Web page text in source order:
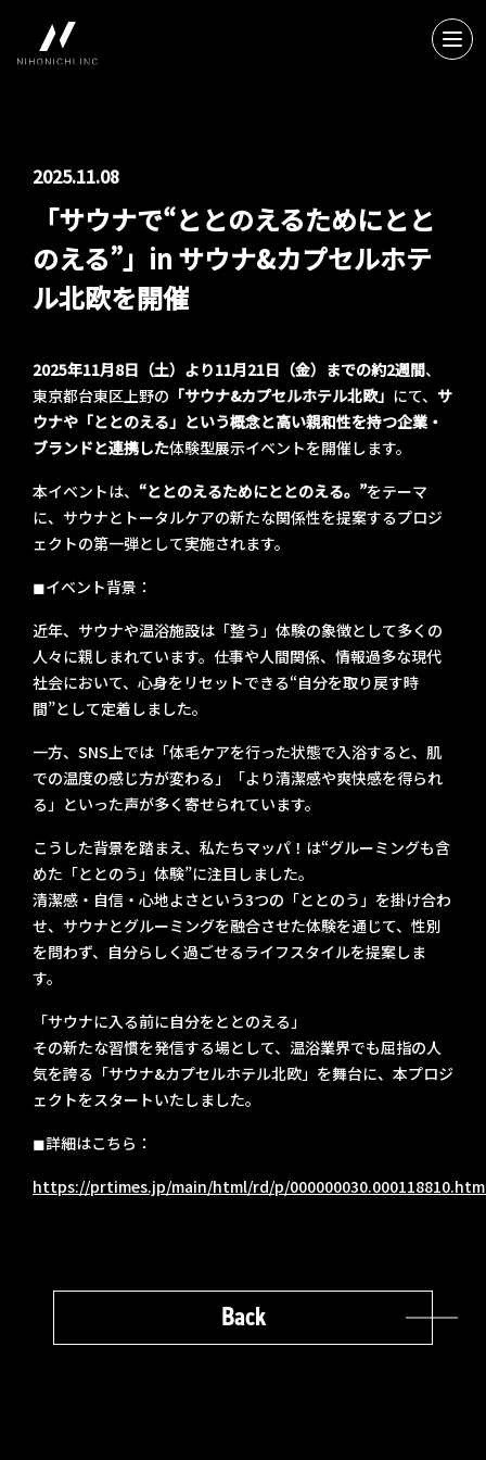
2025.11.08
「サウナで“ととのえるためにとと
のえる”」in サウナ&カプセルホテ
ル北欧を開催
2025年11月8日（土）より11月21日（金）までの約2週間、
東京都台東区上野の 「サウナ&カプセルホテル北欧」 にて、​​ サ
ウナや「ととのえる」という概念と高い親和性を持つ企業・
ブランドと連携した体験型展示イベントを開催します。
本イベントは、 “ととのえるためにととのえる。”をテーマ
に、サウナとトータルケアの新たな関係性を提案するプロジ
ェクトの第一弾として実施されます。
◼︎イベント背景：
近年、サウナや温浴施設は「整う」体験の象徴として多くの
人々に親しまれています。仕事や人間関係、情報過多な現代
社会において、心身をリセットできる“自分を取り戻す時
間”として定着しました。
一方、SNS上では「体毛ケアを行った状態で入浴すると、肌
での温度の感じ方が変わる」「より清潔感や爽快感を得られ
る」といった声が多く寄せられています。
こうした背景を踏まえ、私たちマッパ！は“グルーミングも含
めた「ととのう」体験”に注目しました。
清潔感・自信・心地よさという3つの「ととのう」を掛け合わ
せ、サウナとグルーミングを融合させた体験を通じて、性別
を問わず、自分らしく過ごせるライフスタイルを提案しま
す。
「サウナに入る前に自分をととのえる」
その新たな習慣を発信する場として、温浴業界でも屈指の人
気を誇る「サウナ&カプセルホテル北欧」を舞台に、本プロジ
ェクトをスタートいたしました。
◼︎詳細はこちら：
https://prtimes.jp/main/html/rd/p/
Back